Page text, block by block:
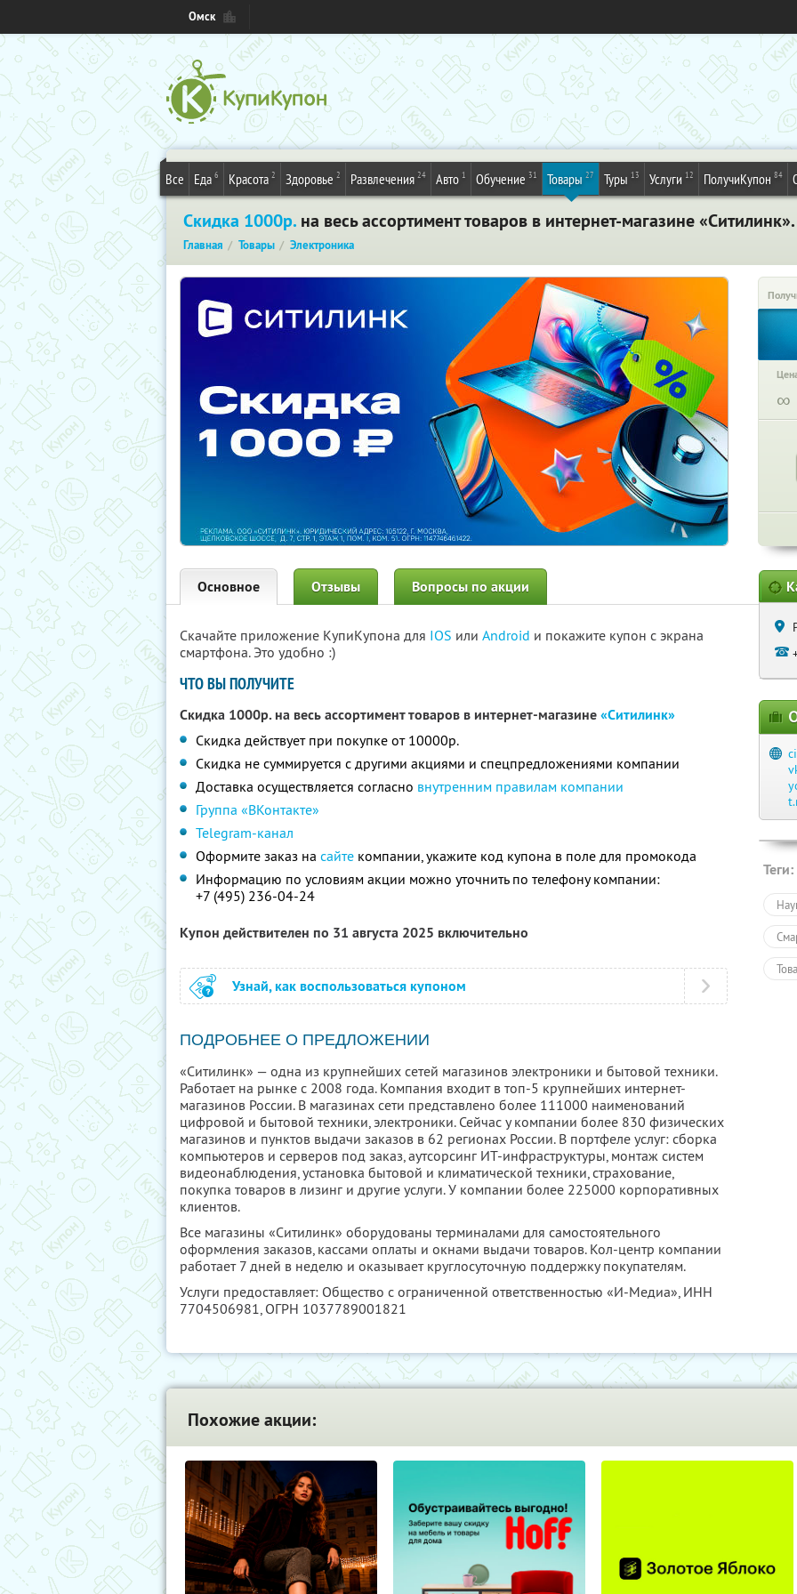
Омск
Все Еда 6 Красота 2 Здоровье 2 Развлечения 24 Авто 1 Обучение 31 Товары 27 Туры 13 Услуги 12 ПолучиКупон 84
Скидка 1000р. на весь ассортимент товаров в интернет-магазине
Главная Товары Электроника
∞
Основное Отзывы Вопросы по акции
Скачайте приложение КупиКупона для IOS или Android и покажите купон с экрана
смартфона. Это удобно :)
ЧТО ВЫ ПОЛУЧИТЕ
Скидка 1000р. на весь ассортимент товаров в интернет-магазине«Ситилинк»
Скидка действует при покупке от 10000р.
Скидка не суммируется с другими акциями и спецпредложениями компании
Доставка осуществляется согласно внутренним правилам компании
Группа «ВКонтакте»
Telegram-канал
Оформите заказ на сайте компании, укажите код купона в поле для промокода
Информацию по условиям акции можно уточнить по телефону компании:
+7 (495) 236-04-24
Купон действителен по 31 августа 2025 включительно
Узнай, как воспользоваться купоном
ПОДРОБНЕЕ О ПРЕДЛОЖЕНИИ
«Ситилинк» — одна из крупнейших сетей магазинов электроники и бытовой техники.
Работает на рынке с 2008 года. Компания входит в топ-5 крупнейших интернет-
магазинов России. В магазинах сети представлено более 111000 наименований
цифровой и бытовой техники, электроники. Сейчас у компании более 830 физических
магазинов и пунктов выдачи заказов в 62 регионах России. В портфеле услуг: сборка
компьютеров и серверов под заказ, аутсорсинг ИТ-инфраструктуры, монтаж систем
видеонаблюдения, установка бытовой и климатической техники, страхование,
покупка товаров в лизинг и другие услуги. У компании более 225000 корпоративных
клиентов.
Все магазины «Ситилинк» оборудованы терминалами для самостоятельного
оформления заказов, кассами оплаты и окнами выдачи товаров. Кол-центр компании
работает 7 дней в неделю и оказывает круглосуточную поддержку покупателям.
Услуги предоставляет: Общество с ограниченной ответственностью «И-Медиа», ИНН
7704506981, ОГРН 1037789001821
Теги:
Похожие акции: